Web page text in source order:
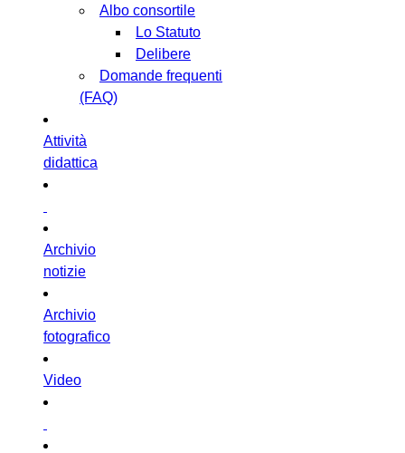
Albo consortile
Lo Statuto
Delibere
Domande frequenti
(FAQ)
Attività
didattica
Archivio
notizie
Archivio
fotografico
Video